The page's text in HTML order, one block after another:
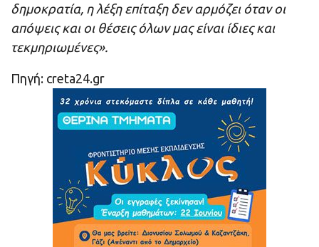
δημοκρατία, η λέξη επίταξη δεν αρμόζει όταν οι
απόψεις και οι θέσεις όλων μας είναι ίδιες και
τεκμηριωμένες».
Πηγή: creta24.gr